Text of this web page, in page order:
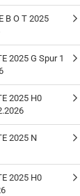
B O T 2025
2025 G Spur 1
2025 H0
2025 N
2025 H0